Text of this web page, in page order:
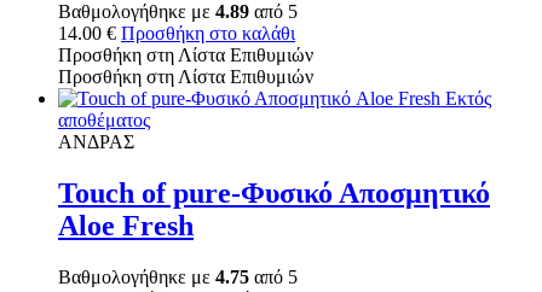
Βαθμολογήθηκε με 4.89 από 5
14.00 € Προσθήκη στο καλάθι
Προσθήκη στη Λίστα Επιθυμιών
Προσθήκη στη Λίστα Επιθυμιών
Εκτός
αποθέματος
ΑΝΔΡΑΣ
Touch of pure-Φυσικό Αποσμητικό
Aloe Fresh
Βαθμολογήθηκε με 4.75 από 5